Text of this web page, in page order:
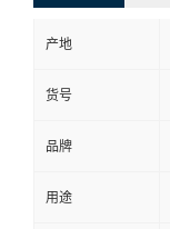
产地
货号
品牌
用途